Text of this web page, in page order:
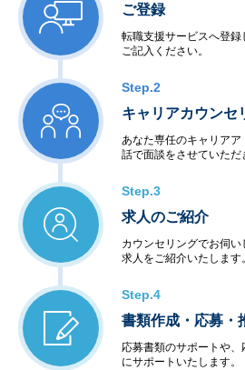
ご登録
転職支援サービスへ登
ご記入ください。
Step.2
キャリアカウンセ
あなた専任のキャリア
話で面談をさせていただ
Step.3
求人のご紹介
カウンセリングでお伺
求人をご紹介いたします。
Step.4
書類作成・応募・
応募書類のサポートや
にサポートいたします。